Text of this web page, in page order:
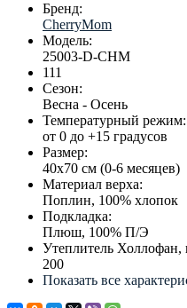
Бренд:
CherryMom
Модель:
25003-D-CHM
111
Сезон:
Весна - Осень
Температурный режим:
от 0 до +15 градусов
Размер:
40х70 см (0-6 месяцев)
Материал верха:
Поплин, 100% хлопок
Подкладка:
Плюш, 100% П/Э
Утеплитель Холлофан,
200
Показать все